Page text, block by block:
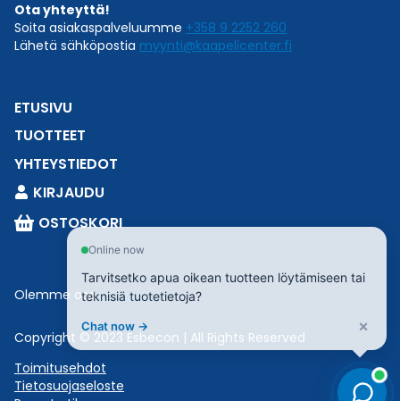
Ota yhteyttä!
Soita asiakaspalveluumme +358 9 2252 260
Lähetä sähköpostia myynti@kaapelicenter.fi
ETUSIVU
TUOTTEET
YHTEYSTIEDOT
KIRJAUDU
OSTOSKORI
Olemme osaEsbeconia.
Copyright © 2023 Esbecon | All Rights Reserved
Toimitusehdot
Tietosuojaseloste
Online now
Tarvitsetko apua oikean tuotteen löytämiseen tai
teknisiä tuotetietoja?
Chat now → ×